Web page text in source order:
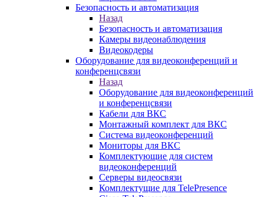
Безопасность и автоматизация
Назад
Безопасность и автоматизация
Камеры видеонаблюдения
Видеокодеры
Оборудование для видеоконференций и
конференцсвязи
Назад
Оборудование для видеоконференций
и конференцсвязи
Кабели для ВКС
Монтажный комплект для ВКС
Система видеоконференций
Мониторы для ВКС
Комплектующие для систем
видеоконференций
Серверы видеосвязи
Комплектущие для TelePresence